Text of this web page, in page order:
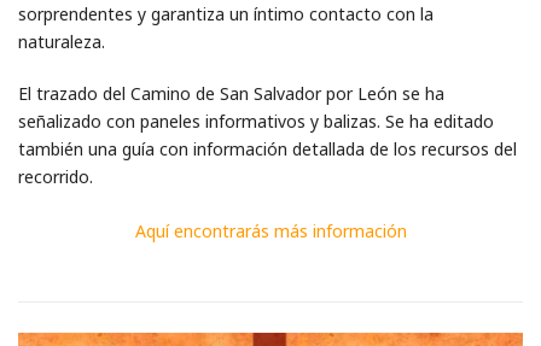
sorprendentes y garantiza un íntimo contacto con la
naturaleza.
El trazado del Camino de San Salvador por León se ha
señalizado con paneles informativos y balizas. Se ha editado
también una guía con información detallada de los recursos del
recorrido.
Aquí encontrarás más información